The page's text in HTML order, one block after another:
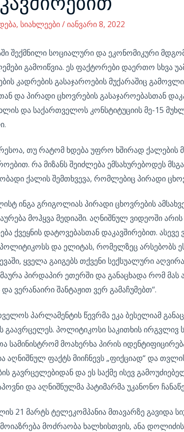
, სიახლეები/იანვარი 8, 2022
შექმნილი სოციალური და ეკონომიკური
გამოიწვია. ეს ფაქტორები დაერთო სხვა
კადრების გასაჯაროების მუქარაშიც
და პირადი ცხოვრების გასაჯაროებასთან
და საქართველოს კონსტიტუციის მე-15
თუ რატომ ხდება უფრო ხშირად ქალების
რა მიზანს შეიძლება ემსახურებოდეს
ქალის შემთხვევა, რომლებიც პირადი
ინგა გრიგოლიას პირადი ცხოვრების
მოჰყვა მედიაში. აღნიშნულ ვიდეოში
ქვეყნის დატოვებასთან დაკავშირებით.
და ელიტას, რომელზეც არსებობს
ყველა გაიგებს თქვენი სექსუალური
პირდაპირ ეთერში და განაცხადა რომ მას
ვერანაირი შანტაჟით ვერ გამაჩუმებთ“.
პარლამენტის წევრმა ეკა ბესელიამ
გაავრცელეს. პოლიტიკოსი საკითხის ირგვლივ
სამინისტრომ მოახერხა პირის
აღნიშნულ ფაქტს მიიჩნევს „ფიქციად“ და
გავრცელებიდან და ეს საქმე ისევ
და აღნიშნულმა პატიმარმა უკანონო
21 მარტს ტელეკომპანია მთავარზე გავიდა
მოძრაობა ხალხისთვის, ანა